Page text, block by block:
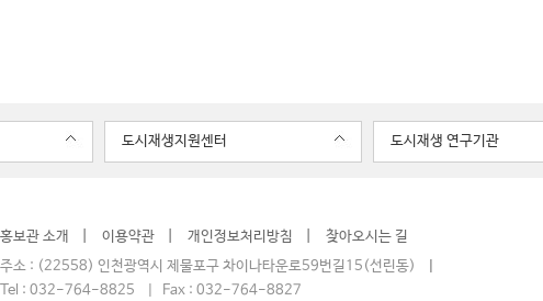
도시재생지원센터 도시재생 연구기관
홍보관 소개 이용약관 개인정보처리방침
찾아오시는 길
주소 : (22558) 인천광역시 제물포구 차이나타운로59번길15(선린동)
Tel : 032-764-8825 | Fax : 032-764-8827